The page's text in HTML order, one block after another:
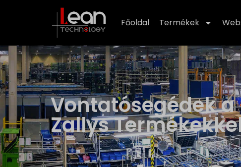
Főoldal Termékek
Vontatósegédek
Zallys